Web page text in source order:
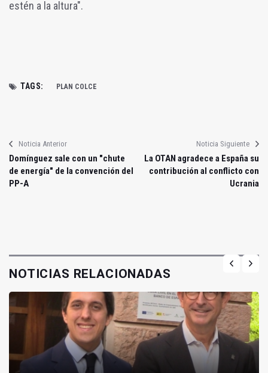
estén a la altura".
TAGS: PLAN COLCE
Noticia Anterior
Domínguez sale con un "chute
de energía" de la convención del
PP-A
Noticia Siguiente
La OTAN agradece a España su
contribución al conflicto con
Ucrania
NOTICIAS RELACIONADAS